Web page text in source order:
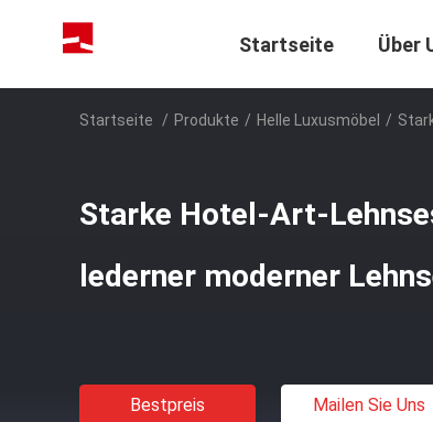
Startseite Über
Startseite / Produkte / Helle Luxusmöbel /
Starke Hotel-Art-
lederner moderner
Bestpreis Mailen Sie Uns